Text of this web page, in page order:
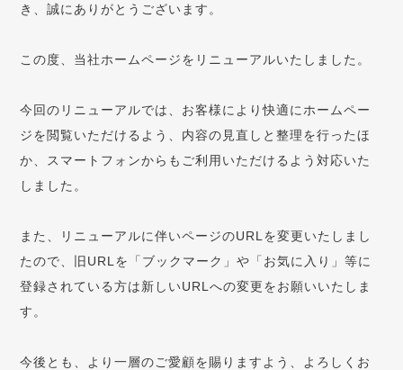
き、誠にありがとうございます。
この度、当社ホームページをリニューアルいたしました。
今回のリニューアルでは、お客様により快適にホームペー
ジを閲覧いただけるよう、内容の見直しと整理を行ったほ
か、スマートフォンからもご利用いただけるよう対応いた
しました。
また、リニューアルに伴いページのURLを変更いたしまし
たので、旧URLを「ブックマーク」や「お気に入り」等に
登録されている方は新しいURLへの変更をお願いいたしま
す。
今後とも、より一層のご愛顧を賜りますよう、よろしくお